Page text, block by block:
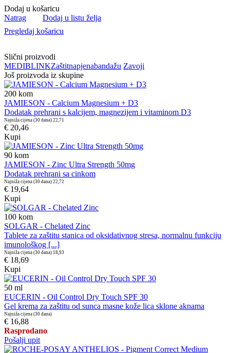
Dodaj u košaricu
Natrag
Dodaj u listu želja
Pregledaj košaricu
Slični proizvodi
MEDIBLINKZaštitnapjenabandažu Zavoji
Još proizvoda iz skupine
200 kom
JAMIESON - Calcium Magnesium + D3
Dodatak prehrani s kalcijem, magnezijem i vitaminom D3
Najniža cijena (30 dana) 22,71
€ 20,46
Kupi
90 kom
JAMIESON - Zinc Ultra Strength 50mg
Dodatak prehrani sa cinkom
Najniža cijena (30 dana) 22,72
€ 19,64
Kupi
100 kom
SOLGAR - Chelated Zinc
Tablete za zaštitu stanica od oksidativnog stresa, normalnu funkciju
imunološkog [...]
Najniža cijena (30 dana) 18,93
€ 18,69
Kupi
50 ml
EUCERIN - Oil Control Dry Touch SPF 30
Gel krema za zaštitu od sunca masne kože lica sklone aknama
Najniža cijena (30 dana)
€ 16,88
Rasprodano
Pošalji upit